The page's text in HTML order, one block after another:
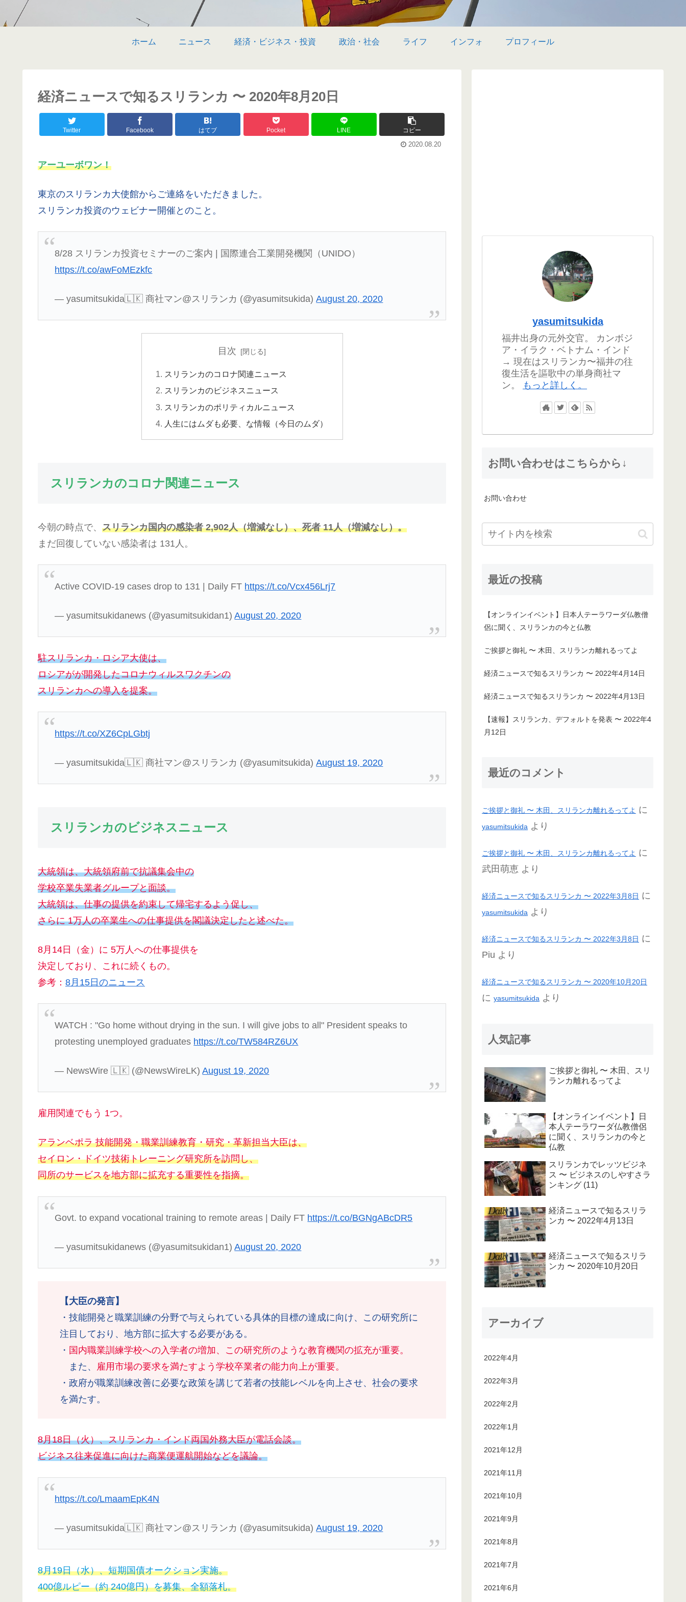
ホーム ニュース 経済・ビジネス・投資 政治・社会 ライフ インフォ プロフィール
経済ニュースで知るスリランカ 〜 2020年8月20日
Twitter Facebook はてブ Pocket LINE コピー
2020.08.20
アーユーボワン！
東京のスリランカ大使館からご連絡をいただきました。
スリランカ投資のウェビナー開催とのこと。
8/28 スリランカ投資セミナーのご案内 | 国際連合工業開発機関（UNIDO）
https://t.co/awFoMEzkfc
— yasumitsukida🇱🇰 商社マン@スリランカ (@yasumitsukida)August 20, 2020
目次
スリランカのコロナ関連ニュース
スリランカのビジネスニュース
スリランカのポリティカルニュース
人生にはムダも必要、な情報（今日のムダ）
スリランカのコロナ関連ニュース
今朝の時点で、 スリランカ国内の感染者 2,902人（増減なし）、死者 11人（増減なし）。
まだ回復していない感染者は 131人。
Active COVID-19 cases drop to 131 | Daily FT https://t.co/Vcx456Lrj7
— yasumitsukidanews (@yasumitsukidan1)August 20, 2020
駐スリランカ・ロシア大使は、
ロシアがが開発したコロナウィルスワクチンの
スリランカへの導入を提案。
https://t.co/XZ6CpLGbtj
— yasumitsukida🇱🇰 商社マン@スリランカ (@yasumitsukida)August 19, 2020
スリランカのビジネスニュース
大統領は、大統領府前で抗議集会中の
学校卒業失業者グループと面談。
大統領は、仕事の提供を約束して帰宅するよう促し、
さらに 1万人の卒業生への仕事提供を閣議決定したと述べた。
8月14日（金）に 5万人への仕事提供を
決定しており、これに続くもの。
参考： 8月15日のニュース
WATCH : "Go home without drying in the sun. I will give jobs to all" President speaks to
protesting unemployed graduates https://t.co/TW584RZ6UX
— NewsWire 🇱🇰 (@NewsWireLK)August 19, 2020
雇用関連でもう 1つ。
アランベポラ 技能開発・職業訓練教育・研究・革新担当大臣は、
セイロン・ドイツ技術トレーニング研究所を訪問し、
同所のサービスを地方部に拡充する重要性を指摘。
Govt. to expand vocational training to remote areas | Daily FT https://t.co/BGNgABcDR5
— yasumitsukidanews (@yasumitsukidan1)August 20, 2020
【大臣の発言】
・技能開発と職業訓練の分野で与えられている具体的目標の達成に向け、この研究所に
注目しており、地方部に拡大する必要がある。
・ 国内職業訓練学校への入学者の増加、この研究所のような教育機関の拡充が重要。
また、
雇用市場の要求を満たすよう学校卒業者の能力向上が重要。
・政府が職業訓練改善に必要な政策を講じて若者の技能レベルを向上させ、社会の要求
を満たす。
8月18日（火）、スリランカ・インド両国外務大臣が電話会談。
ビジネス往来促進に向けた商業便運航開始などを議論。
https://t.co/LmaamEpK4N
— yasumitsukida🇱🇰 商社マン@スリランカ (@yasumitsukida)August 19, 2020
8月19日（水）、短期国債オークション実施。
400億ルピー（約 240億円）を募集、全額落札。
yasumitsukida
福井出身の元外交官。 カンボジ
ア・イラク・ベトナム・インド
→ 現在はスリランカ〜福井の往
復生活を謳歌中の単身商社マ
ン。
もっと詳しく。
お問い合わせはこちらから↓
お問い合わせ
最近の投稿
【オンラインイベント】日本人テーラワーダ仏教僧
侶に聞く、スリランカの今と仏教
ご挨拶と御礼 〜 木田、スリランカ離れるってよ
経済ニュースで知るスリランカ 〜 2022年4月14日
経済ニュースで知るスリランカ 〜 2022年4月13日
【速報】スリランカ、デフォルトを発表 〜 2022年4
月12日
最近のコメント
ご挨拶と御礼 〜 木田、スリランカ離れるってよ に
yasumitsukida より
ご挨拶と御礼 〜 木田、スリランカ離れるってよ に
武田萌恵 より
経済ニュースで知るスリランカ 〜 2022年3月8日 に
yasumitsukida より
経済ニュースで知るスリランカ 〜 2022年3月8日 に
Piu より
経済ニュースで知るスリランカ 〜 2020年10月20日
に yasumitsukida より
人気記事
ご挨拶と御礼 〜 木田、スリ
ランカ離れるってよ
【オンラインイベント】日
本人テーラワーダ仏教僧侶
に聞く、スリランカの今と
仏教
スリランカでレッツビジネ
ス 〜 ビジネスのしやすさラ
ンキング (11)
経済ニュースで知るスリラ
ンカ 〜 2022年4月13日
経済ニュースで知るスリラ
ンカ 〜 2020年10月20日
アーカイブ
2022年4月
2022年3月
2022年2月
2022年1月
2021年12月
2021年11月
2021年10月
2021年9月
2021年8月
2021年7月
2021年6月